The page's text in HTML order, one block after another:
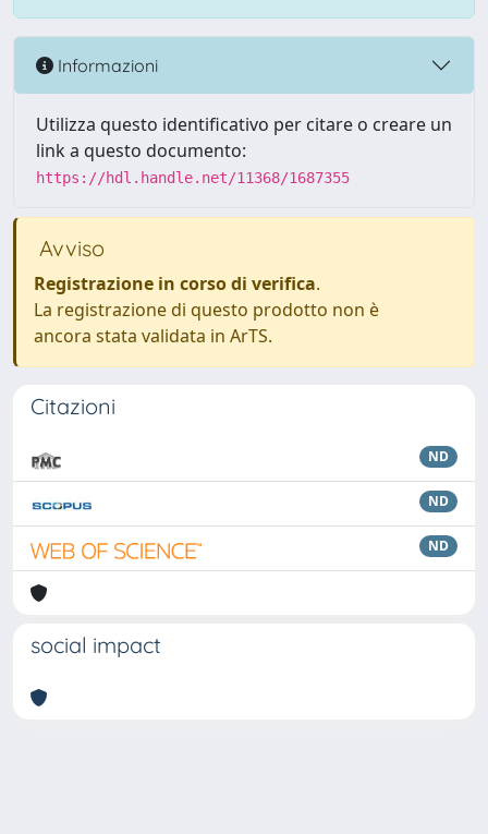
Informazioni
Utilizza questo identificativo per citare o creare un
link a questo documento:
https://hdl.handle.net/11368/1687355
Avviso
Registrazione in corso di verifica.
La registrazione di questo prodotto non è
ancora stata validata in ArTS.
Citazioni
ND
ND
ND
social impact